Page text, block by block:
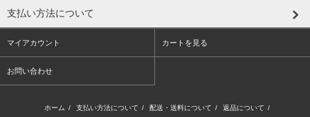
支払い方法について
マイアカウント カートを見る
お問い合わせ
ホーム / 支払い方法について / 配送・送料について / 返品について /